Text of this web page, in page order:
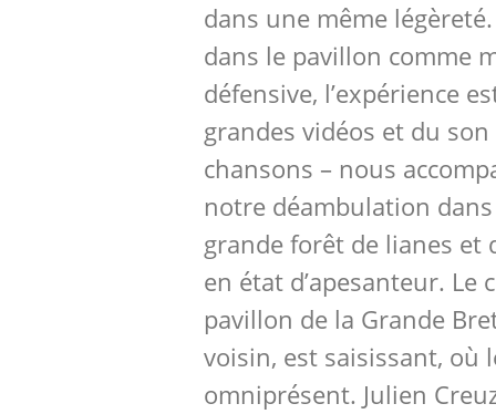
dans une même
dans le pavillon comme
défensive, l’expérience
grandes vidéos et du
chansons – nous
notre déambulation
grande forêt de lianes et
en état d’apesanteur. Le
pavillon de la Grande
voisin, est saisissant, où
omniprésent. Julien